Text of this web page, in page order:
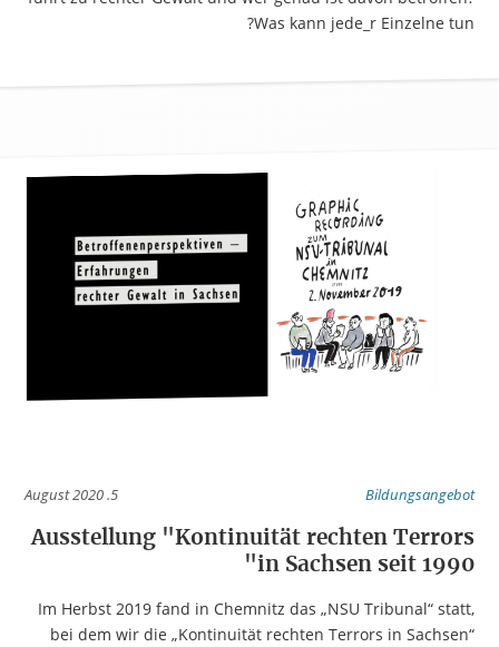
Was kann jede_r Einzelne tun?
Bildungsangebot
5. August 2020
Ausstellung "Kontinuität rechten Terrors
in Sachsen seit 1990"
Im Herbst 2019 fand in Chemnitz das „NSU Tribunal“ statt,
bei dem wir die „Kontinuität rechten Terrors in Sachsen“